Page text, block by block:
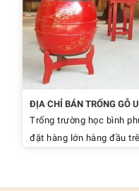
ĐỊA CHỈ BÁN TRỐNG GỖ
Trống trường học bình
đặt hàng lớn hàng đầu